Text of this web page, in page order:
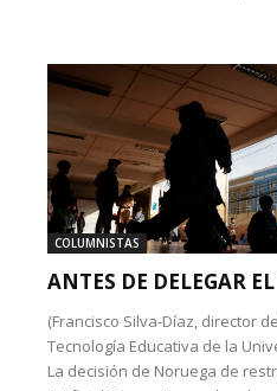
COLUMNISTAS
ANTES DE DELEGAR
(Francisco Silva-Díaz, director
Tecnología Educativa de la
La decisión de Noruega de